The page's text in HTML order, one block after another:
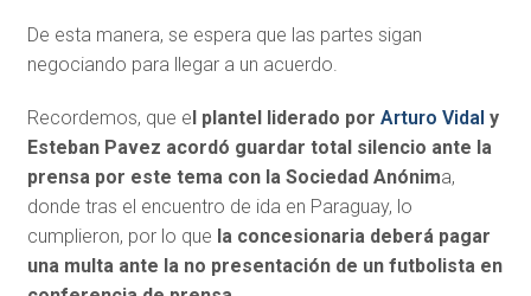
De esta manera, se espera que las partes sigan
negociando para llegar a un acuerdo.
Recordemos, que el plantel liderado por Arturo Vidal y
Esteban Pavez acordó guardar total silencio ante la
prensa por este tema con la Sociedad Anónima,
donde tras el encuentro de ida en Paraguay, lo
cumplieron, por lo que la concesionaria deberá pagar
una multa ante la no presentación de un futbolista en